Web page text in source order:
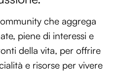
che aggrega
piene di interessi e
della vita, per offrire
e risorse per vivere